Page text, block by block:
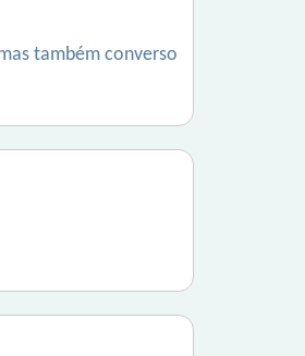
também converso